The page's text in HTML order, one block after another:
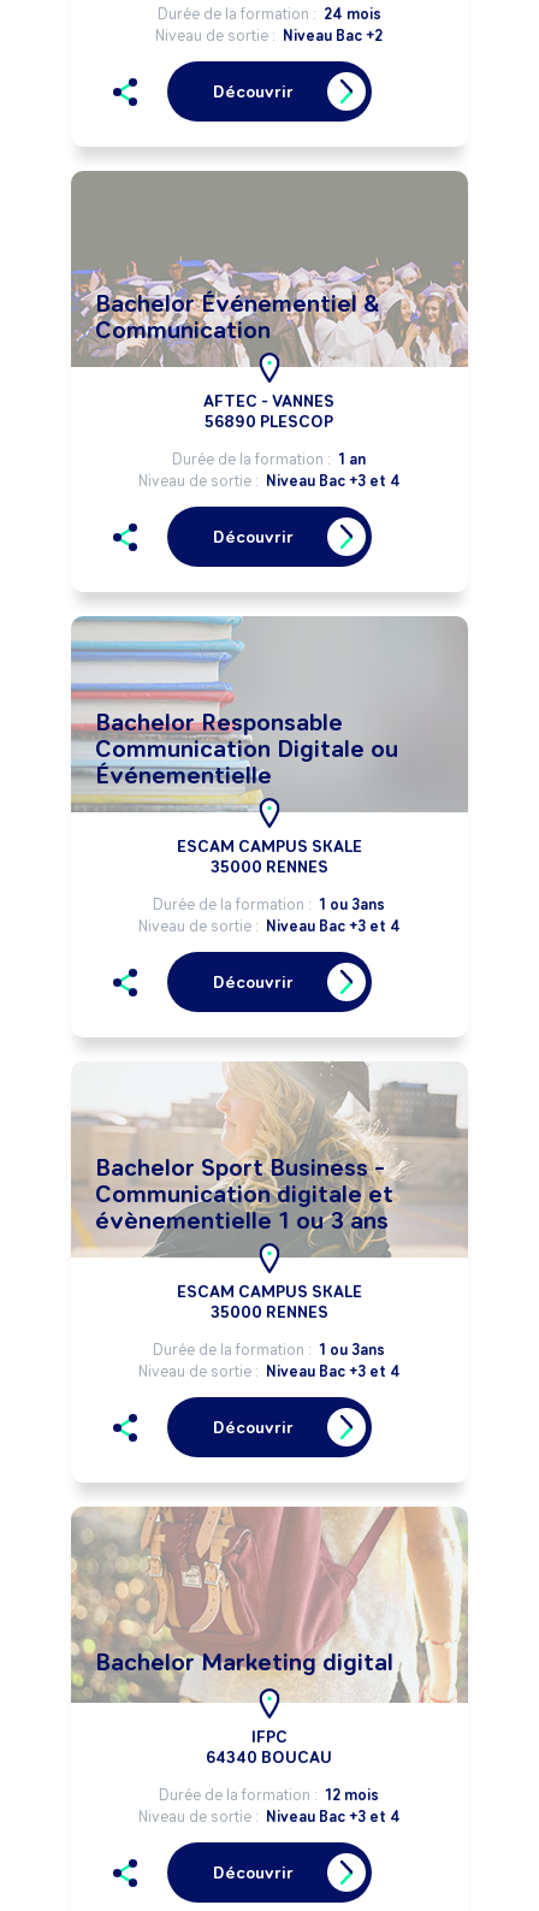
Durée de la formation : 24 mois
Niveau de sortie : Niveau Bac +2
Découvrir
Bachelor Événementiel &
Communication
AFTEC - VANNES
56890 PLESCOP
Durée de la formation : 1 an
Niveau de sortie : Niveau Bac +3 et 4
Découvrir
Bachelor Responsable
Communication Digitale ou
Événementielle
ESCAM CAMPUS SKALE
35000 RENNES
Durée de la formation : 1 ou 3ans
Niveau de sortie : Niveau Bac +3 et 4
Découvrir
Bachelor Sport Business -
Communication digitale et
évènementielle 1 ou 3 ans
ESCAM CAMPUS SKALE
35000 RENNES
Durée de la formation : 1 ou 3ans
Niveau de sortie : Niveau Bac +3 et 4
Découvrir
Bachelor Marketing digital
IFPC
64340 BOUCAU
Durée de la formation : 12 mois
Niveau de sortie : Niveau Bac +3 et 4
Découvrir